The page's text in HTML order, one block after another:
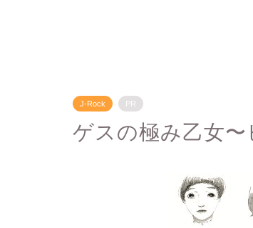
J-Rock PR
ゲスの極み乙女